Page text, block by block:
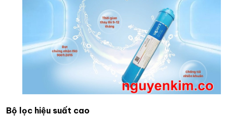
Bộ lọc hiệu suất cao